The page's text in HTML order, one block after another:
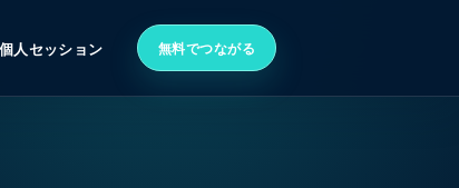
個人セッション 無料でつながる